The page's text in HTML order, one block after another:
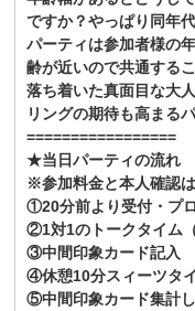
ですか？やっぱり同年
パーティは参加者様の
齢が近いので共通する
落ち着いた真面目な大
リングの期待も高まる
=================
★当日パーティの流れ
※参加料金と本人確認
①20分前より受付・プ
②1対1のトークタイム
③中間印象カード記入
④休憩10分スィーツタ
⑤中間印象カード集計